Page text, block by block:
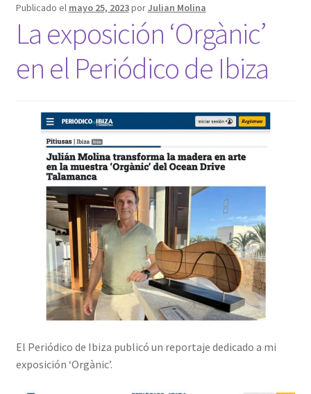
Publicado el mayo 25, 2023porJulian Molina
La exposición ‘Orgànic’
en el Periódico de Ibiza
El Periódico de Ibiza publicó un reportaje dedicado a mi
exposición ‘Orgànic’.